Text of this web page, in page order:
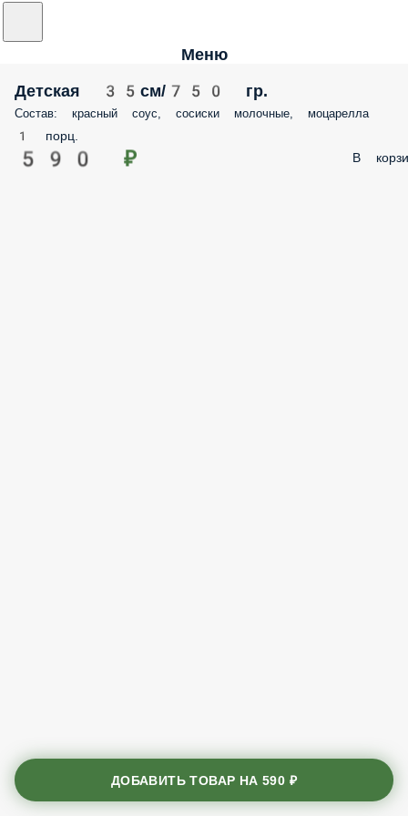
Меню
Детская 35см/750 гр.
Состав: красный соус, сосиски молочные, моцарелла
1 порц.
590 ₽ В
ДОБАВИТЬ ТОВАР НА590 ₽